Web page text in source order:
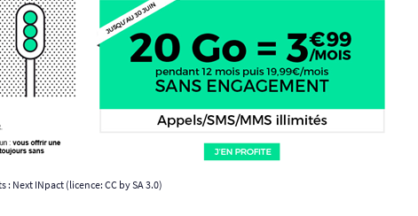
: Next INpact (licence: CC by SA 3.0)